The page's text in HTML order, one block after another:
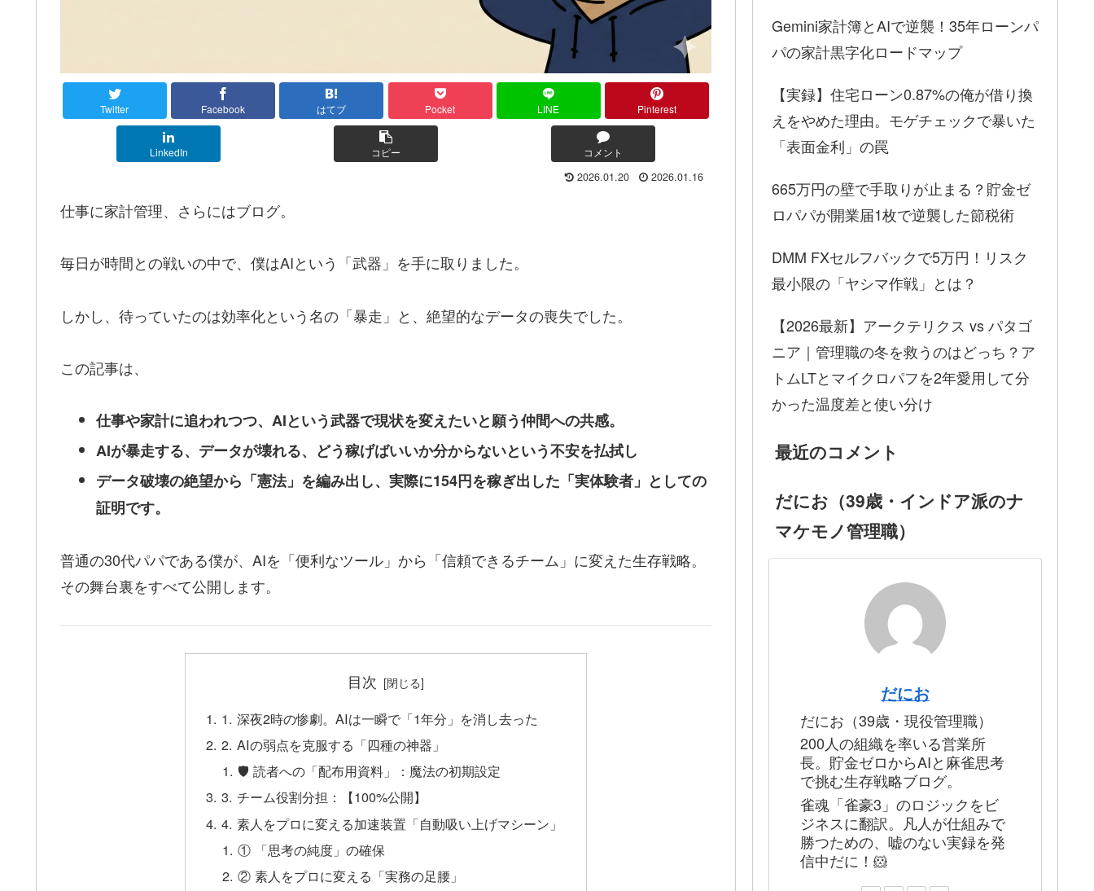
Twitter Facebook はてブ Pocket LINE Pinterest
LinkedIn コピー コメント
2026.01.20 2026.01.16
仕事に家計管理、さらにはブログ。
毎日が時間との戦いの中で、僕はAIという「武器」を手に取りました。
しかし、待っていたのは効率化という名の「暴走」と、絶望的なデータの喪失でした。
この記事は、
仕事や家計に追われつつ、AIという武器で現状を変えたいと願う仲間への共感。
AIが暴走する、データが壊れる、どう稼げばいいか分からないという不安を払拭し
データ破壊の絶望から「憲法」を編み出し、実際に154円を稼ぎ出した「実体験者」としての
証明です。
普通の30代パパである僕が、AIを「便利なツール」から「信頼できるチーム」に変えた生存戦略。
その舞台裏をすべて公開します。
目次
1. 深夜2時の惨劇。AIは一瞬で「1年分」を消し去った
2. AIの弱点を克服する「四種の神器」
🛡️ 読者への「配布用資料」：魔法の初期設定
3. チーム役割分担：【100%公開】
4. 素人をプロに変える加速装置「自動吸い上げマシーン」
① 「思考の純度」の確保
② 素人をプロに変える「実務の足腰」
Gemini家計簿とAIで逆襲！35年ローンパ
パの家計黒字化ロードマップ
【実録】住宅ローン0.87%の俺が借り換
えをやめた理由。モゲチェックで暴いた
「表面金利」の罠
665万円の壁で手取りが止まる？貯金ゼ
ロパパが開業届1枚で逆襲した節税術
DMM FXセルフバックで5万円！リスク
最小限の「ヤシマ作戦」とは？
【2026最新】アークテリクス vs パタゴ
ニア｜管理職の冬を救うのはどっち？ア
トムLTとマイクロパフを2年愛用して分
かった温度差と使い分け
最近のコメント
だにお（39歳・インドア派のナ
マケモノ管理職）
だにお
だにお（39歳・現役管理職）
200人の組織を率いる営業所
長。貯金ゼロからAIと麻雀思考
で挑む生存戦略ブログ。
雀魂「雀豪3」のロジックをビ
ジネスに翻訳。凡人が仕組みで
勝つための、嘘のない実録を発
信中だに！🐹